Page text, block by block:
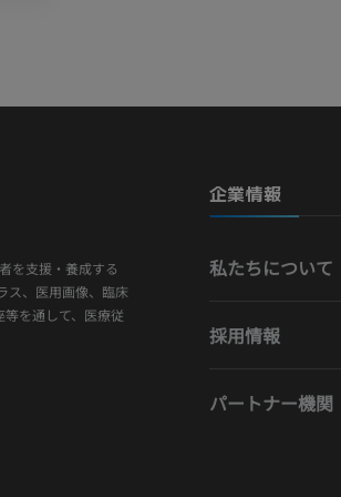
を支援・養成する
ス、医用画像、臨床
を通して、医療従
企業情報
私たちについて
採用情報
パートナー機関